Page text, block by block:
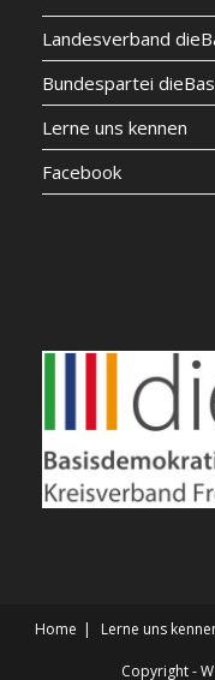
Landesverband
Bundespartei
Lerne uns kennen
Facebook
Home Lerne uns
Copyright -